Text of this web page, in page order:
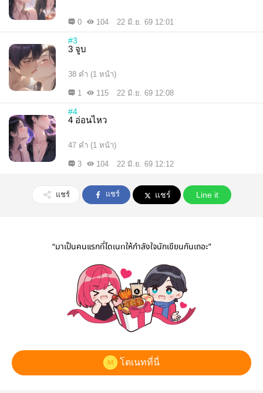
0 104 22 มิ.ย. 69 12:01
#3
3 จูบ
38 คำ (1 หน้า)
1 115 22 มิ.ย. 69 12:08
#4
4 อ่อนไหว
47 คำ (1 หน้า)
3 104 22 มิ.ย. 69 12:12
แชร์ แชร์ แชร์ Line it
“มาเป็นคนแรกที่โดเนทให้กำลังใจนักเขียนกันเถอะ”
โดเนทที่นี่